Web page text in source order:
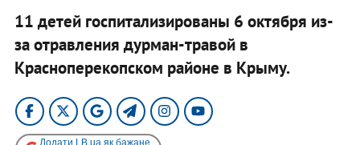
11 детей госпитализированы 6 октября из-
за отравления дурман-травой в
Красноперекопском районе в Крыму.
Додати LB.ua як бажане